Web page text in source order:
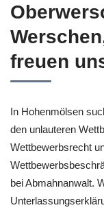
freuen
In Hohenmölsen
den unlauteren
Wettbewerbsrecht
bei Abmahnanwalt.